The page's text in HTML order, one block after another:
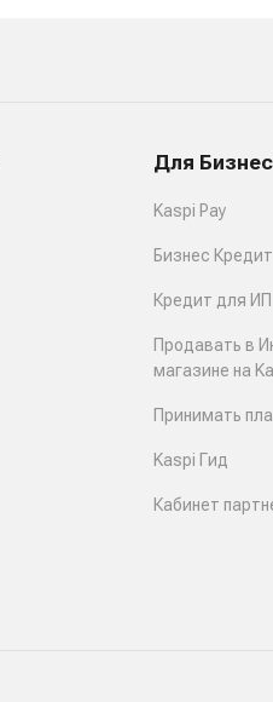
Для
Kaspi Pay
Бизнес Кредит
Кредит для ИП
Продавать в
магазине на
Принимать
Kaspi Гид
Кабинет